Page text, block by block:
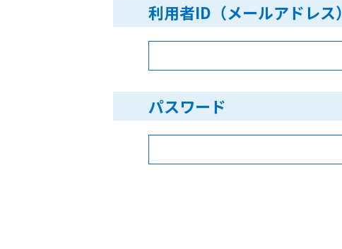
利用者ID（メールアドレス）
パスワード